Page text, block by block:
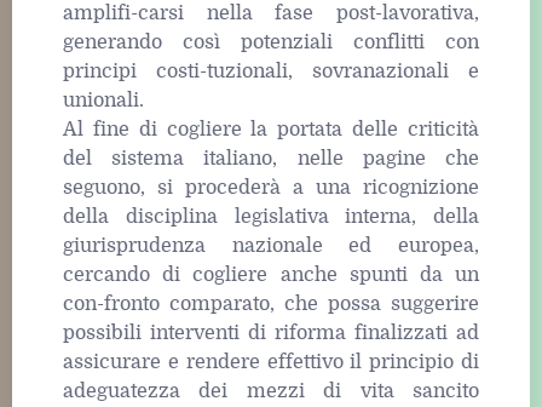
amplifi-carsi nella fase post-lavorativa,
generando così potenziali conflitti con
principi costi-tuzionali, sovranazionali e
unionali.
Al fine di cogliere la portata delle criticità
del sistema italiano, nelle pagine che
seguono, si procederà a una ricognizione
della disciplina legislativa interna, della
giurisprudenza nazionale ed europea,
cercando di cogliere anche spunti da un
con-fronto comparato, che possa suggerire
possibili interventi di riforma finalizzati ad
assicurare e rendere effettivo il principio di
adeguatezza dei mezzi di vita sancito